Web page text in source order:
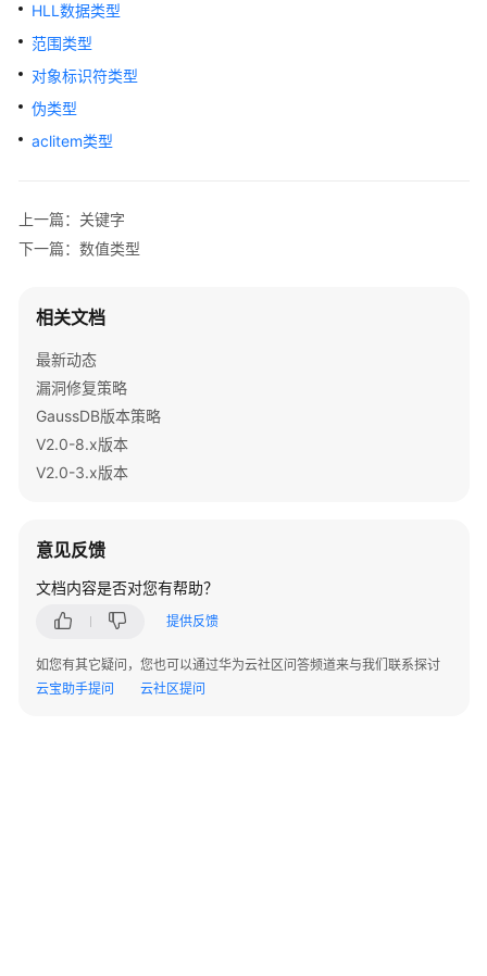
指
南
开
发
指
发
指
布
式
10.x）
开
发
（集
式
_V2.0-
开
HLL数据类型
范围类型
对象标识符类型
伪类型
aclitem类型
上一篇：关键字
下一篇：数值类型
相关文档
最新动态
漏洞修复策略
GaussDB版本策略
V2.0-8.x版本
V2.0-3.x版本
意见反馈
文档内容是否对您有帮助？
提供反馈
如您有其它疑问，您也可以通过华为云社区问答频道来与我们联系探讨
云宝助手提问
云社区提问